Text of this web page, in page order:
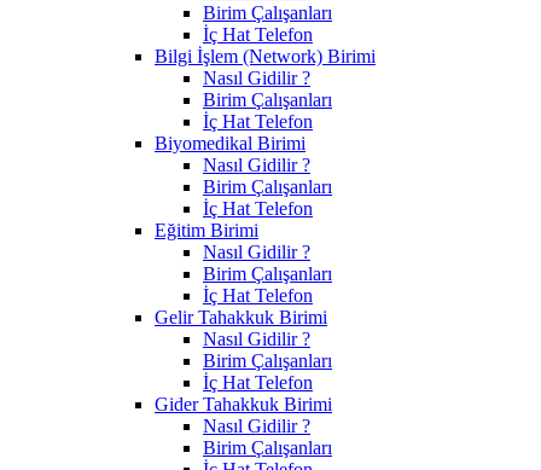
Birim Çalışanları
İç Hat Telefon
Bilgi İşlem (Network) Birimi
Nasıl Gidilir ?
Birim Çalışanları
İç Hat Telefon
Biyomedikal Birimi
Nasıl Gidilir ?
Birim Çalışanları
İç Hat Telefon
Eğitim Birimi
Nasıl Gidilir ?
Birim Çalışanları
İç Hat Telefon
Gelir Tahakkuk Birimi
Nasıl Gidilir ?
Birim Çalışanları
İç Hat Telefon
Gider Tahakkuk Birimi
Nasıl Gidilir ?
Birim Çalışanları